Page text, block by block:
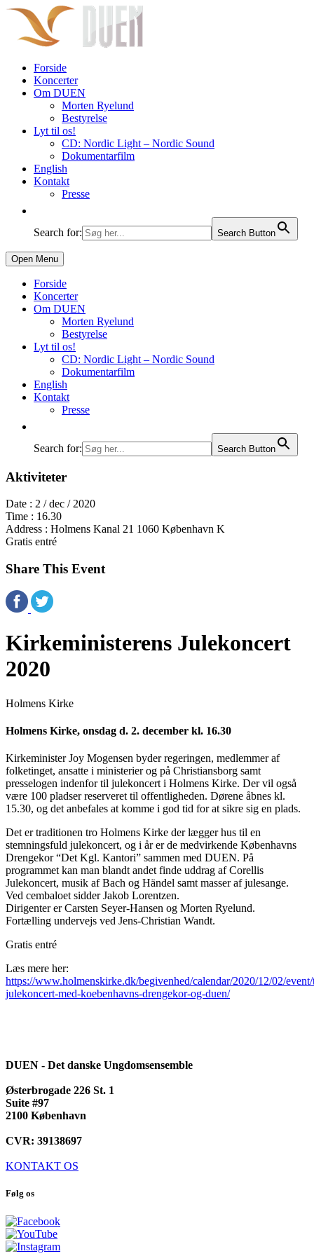
Forside
Koncerter
Om DUEN
Morten Ryelund
Bestyrelse
Lyt til os!
CD: Nordic Light – Nordic Sound
Dokumentarfilm
English
Kontakt
Presse
Search for: Search Button
Open Menu
Forside
Koncerter
Om DUEN
Morten Ryelund
Bestyrelse
Lyt til os!
CD: Nordic Light – Nordic Sound
Dokumentarfilm
English
Kontakt
Presse
Search for: Search Button
Aktiviteter
Date : 2 / dec / 2020
Time : 16.30
Address : Holmens Kanal 21 1060 København K
Gratis entré
Share This Event
Kirkeministerens Julekoncert
2020
Holmens Kirke
Holmens Kirke, onsdag d. 2. december kl. 16.30
Kirkeminister Joy Mogensen byder regeringen, medlemmer af
folketinget, ansatte i ministerier og på Christiansborg samt
presselogen indenfor til julekoncert i Holmens Kirke. Der vil også
være 100 pladser reserveret til offentligheden. Dørene åbnes kl.
15.30, og det anbefales at komme i god tid for at sikre sig en plads.
Det er traditionen tro Holmens Kirke der lægger hus til en
stemningsfuld julekoncert, og i år er de medvirkende Københavns
Drengekor “Det Kgl. Kantori” sammen med DUEN. På
programmet kan man blandt andet finde uddrag af Corellis
Julekoncert, musik af Bach og Händel samt masser af julesange.
Ved cembaloet sidder Jakob Lorentzen.
Dirigenter er Carsten Seyer-Hansen og Morten Ryelund.
Fortælling undervejs ved Jens-Christian Wandt.
Gratis entré
Læs mere her:
https://www.holmenskirke.dk/begivenhed/calendar/2020/12/02/
julekoncert-med-koebenhavns-drengekor-og-duen/
DUEN - Det danske Ungdomsensemble
Østerbrogade 226 St. 1
Suite #97
2100 København
CVR: 39138697
KONTAKT OS
Følg os